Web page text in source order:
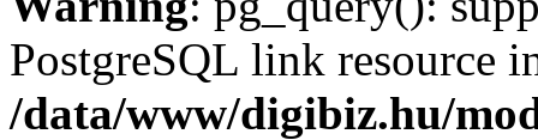
PostgreSQL link resource
/data/www/digibiz.hu/